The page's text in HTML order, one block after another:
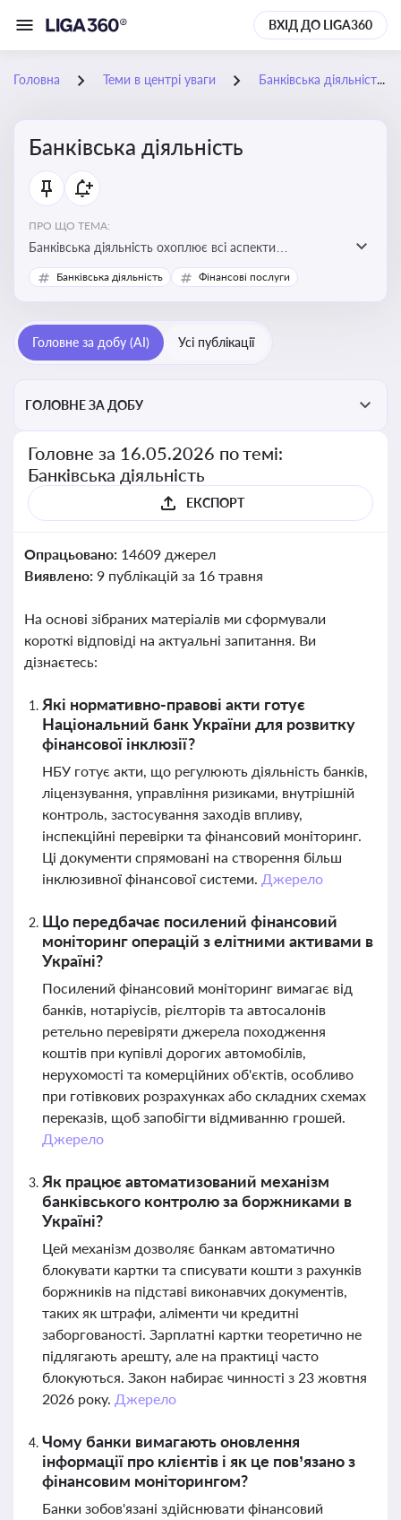
ВХІД ДО LIGA360
Головна Теми в центрі уваги Банківська діяльність
Банківська діяльність
ПРО ЩО ТЕМА:
Банківська діяльність охоплює всі аспекти
регулювання, нагляду та ліцензування банківських
установ
Банківська діяльність Фінансові послуги
Головне за добу (AI) Усі публікації
ГОЛОВНЕ ЗА ДОБУ
Головне за 16.05.2026 по темі:
Банківська діяльність
ЕКСПОРТ
Опрацьовано: 14609 джерел
Виявлено: 9 публікацій за 16 травня
На основі зібраних матеріалів ми сформували
короткі відповіді на актуальні запитання. Ви
дізнаєтесь:
Які нормативно-правові акти готує
Національний банк України для розвитку
фінансової інклюзії?
НБУ готує акти, що регулюють діяльність банків,
ліцензування, управління ризиками, внутрішній
контроль, застосування заходів впливу,
інспекційні перевірки та фінансовий моніторинг.
Ці документи спрямовані на створення більш
інклюзивної фінансової системи. Джерело
Що передбачає посилений фінансовий
моніторинг операцій з елітними активами в
Україні?
Посилений фінансовий моніторинг вимагає від
банків, нотаріусів, рієлторів та автосалонів
ретельно перевіряти джерела походження
коштів при купівлі дорогих автомобілів,
нерухомості та комерційних об'єктів, особливо
при готівкових розрахунках або складних схемах
переказів, щоб запобігти відмиванню грошей.
Джерело
Як працює автоматизований механізм
банківського контролю за боржниками в
Україні?
Цей механізм дозволяє банкам автоматично
блокувати картки та списувати кошти з рахунків
боржників на підставі виконавчих документів,
таких як штрафи, аліменти чи кредитні
заборгованості. Зарплатні картки теоретично не
підлягають арешту, але на практиці часто
блокуються. Закон набирає чинності з 23 жовтня
2026 року. Джерело
Чому банки вимагають оновлення
інформації про клієнтів і як це пов’язано з
фінансовим моніторингом?
Банки зобов'язані здійснювати фінансовий